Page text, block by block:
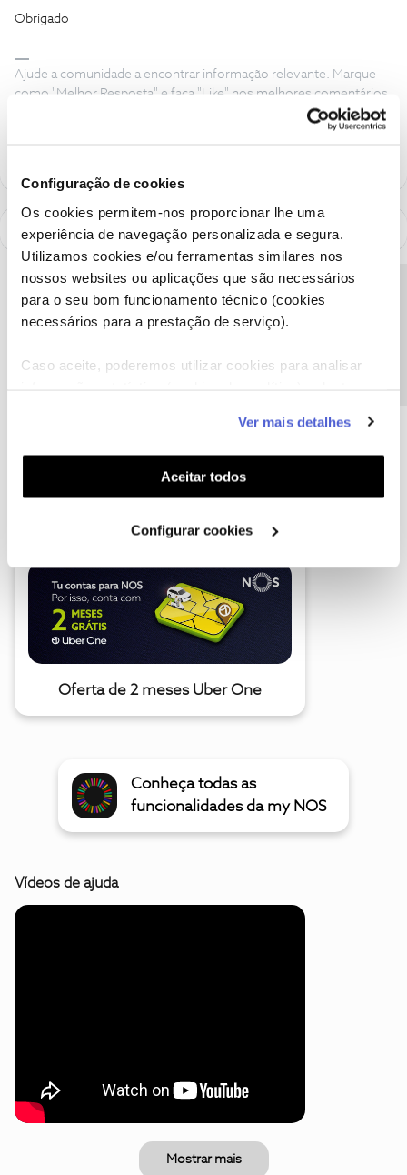
Configuração de cookies
Os cookies permitem-nos proporcionar lhe uma
experiência de navegação personalizada e segura.
Utilizamos cookies e/ou ferramentas similares nos
nossos websites ou aplicações que são necessários
para o seu bom funcionamento técnico (cookies
necessários para a prestação de serviço).
Caso aceite, poderemos utilizar cookies para analisar
funcionalidades (cookies de personalização e
funcionalidade) e adaptar anúncios aos seus interesses
(cookies de publicidade personalizada). Pode gerir a
utilização dos cookies clicando em "Configurar
Ver mais detalhes
Aceitar todos
Configurar cookies
Obrigado
Ajude a comunidade a encontrar informação relevante. Marque
como "Melhor Resposta" e faça "Like" nos melhores comentários.
Siga os perfis da moderação, através da opção "Seguir", para estar
A poupança que COMBINA
Oferta de 2 meses Uber One
Conheça todas as
funcionalidades da my NOS
Vídeos de ajuda
Mostrar mais